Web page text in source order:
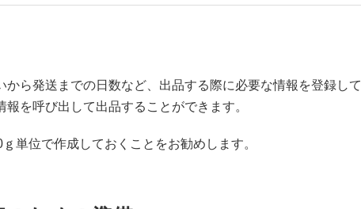
ら発送までの日数など、出品する際に必要な情報を登録して
を呼び出して出品することができます。
単位で作成しておくことをお勧めします。